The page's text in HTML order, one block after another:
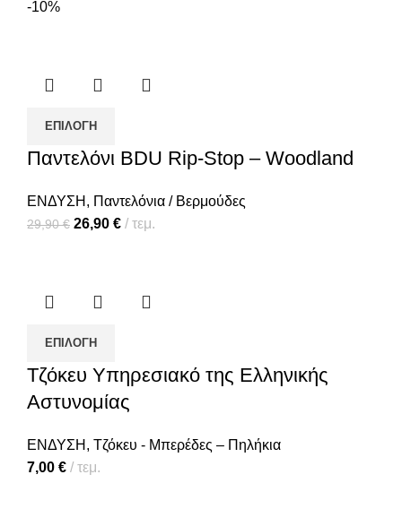
-10%
ΕΠΙΛΟΓΉ
Παντελόνι BDU Rip-Stop – Woodland
ΕΝΔΥΣΗ , Παντελόνια / Βερμούδες
29,90€ 26,90 € τεμ.
ΕΠΙΛΟΓΉ
Τζόκευ Υπηρεσιακό της Ελληνικής
Αστυνομίας
ΕΝΔΥΣΗ , Τζόκευ - Μπερέδες – Πηλήκια
7,00 € τεμ.